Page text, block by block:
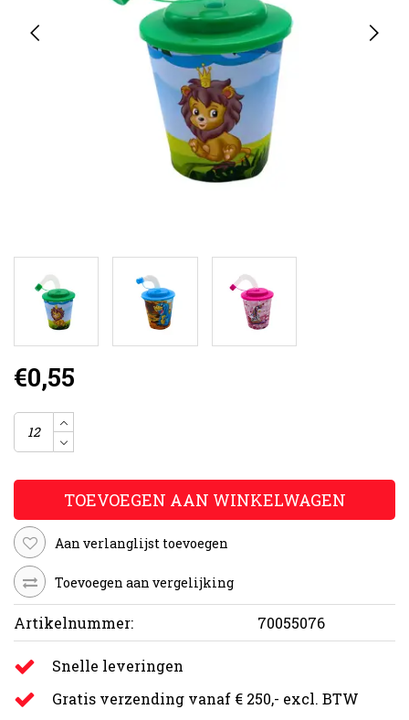
€0,55
TOEVOEGEN AAN WINKELWAGEN
Aan verlanglijst toevoegen
Toevoegen aan vergelijking
Artikelnummer: 70055076
Snelle leveringen
Gratis verzending vanaf € 250,- excl. BTW